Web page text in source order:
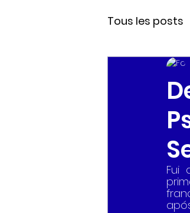
Tous les posts
Viver na
Fui